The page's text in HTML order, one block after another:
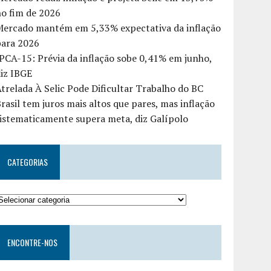
fim de 2026
mantém em 5,33% expectativa da inflação
2026
15: Prévia da inflação sobe 0,41% em junho,
IBGE
À Selic Pode Dificultar Trabalho do BC
tem juros mais altos que pares, mas inflação
supera meta, diz Galípolo
CATEGORIAS
ENCONTRE-NOS